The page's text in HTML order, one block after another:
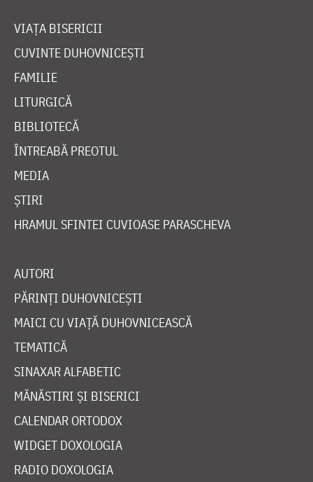
VIAȚA BISERICII
CUVINTE DUHOVNICEȘTI
FAMILIE
LITURGICĂ
BIBLIOTECĂ
ÎNTREABĂ PREOTUL
MEDIA
ȘTIRI
HRAMUL SFINTEI CUVIOASE PARASCHEVA
AUTORI
PĂRINȚI DUHOVNICEȘTI
MAICI CU VIAȚĂ DUHOVNICEASCĂ
TEMATICĂ
SINAXAR ALFABETIC
MĂNĂSTIRI ȘI BISERICI
CALENDAR ORTODOX
WIDGET DOXOLOGIA
RADIO DOXOLOGIA